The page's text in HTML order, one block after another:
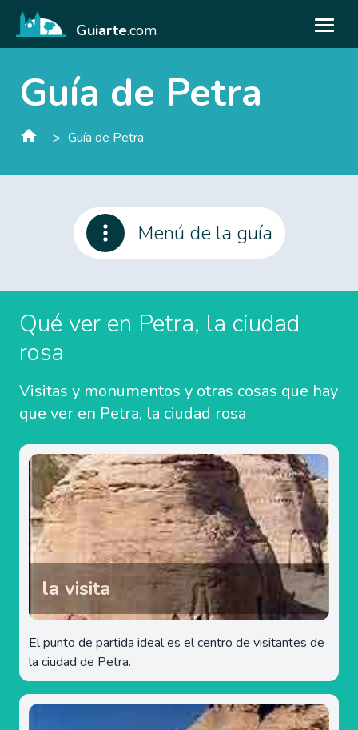
Guiarte.com
Guía de Petra
> Guía de Petra
Menú de la guía
Qué ver en Petra, la ciudad
rosa
Visitas y monumentos y otras cosas que hay
que ver en Petra, la ciudad rosa
la visita
El punto de partida ideal es el centro de visitantes de
la ciudad de Petra.